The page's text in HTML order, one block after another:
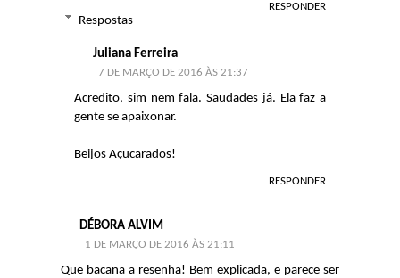
RESPONDER
Respostas
Juliana Ferreira
7 DE MARÇO DE 2016 ÀS 21:37
Acredito, sim nem fala. Saudades já. Ela faz a
gente se apaixonar.
Beijos Açucarados!
RESPONDER
DÉBORA ALVIM
1 DE MARÇO DE 2016 ÀS 21:11
Que bacana a resenha! Bem explicada, e parece ser